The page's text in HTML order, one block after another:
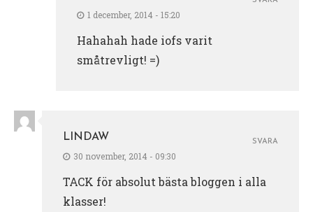
1 december, 2014 - 15:20
Hahahah hade iofs varit
småtrevligt! =)
LINDAW
30 november, 2014 - 09:30
TACK för absolut bästa bloggen i alla
klasser!
SVARA